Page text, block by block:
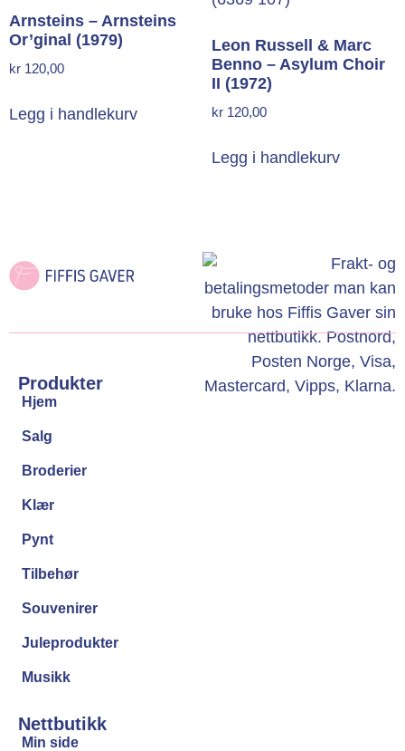
Arnsteins – Arnsteins
Or’ginal (1979)
kr 120,00
Legg i handlekurv
Leon Russell & Marc
Benno – Asylum Choir
II (1972)
kr 120,00
Legg i handlekurv
Produkter
Hjem
Salg
Broderier
Klær
Pynt
Tilbehør
Souvenirer
Juleprodukter
Musikk
Nettbutikk
Min side